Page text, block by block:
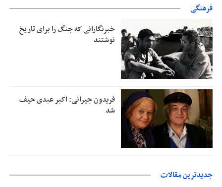
فرهنگی
خبرنگارانی که جنگ را برای تاریخ
نوشتند
فریدون جیرانی: اکبر عبدی حیف
شد
جدیدترین مقالات